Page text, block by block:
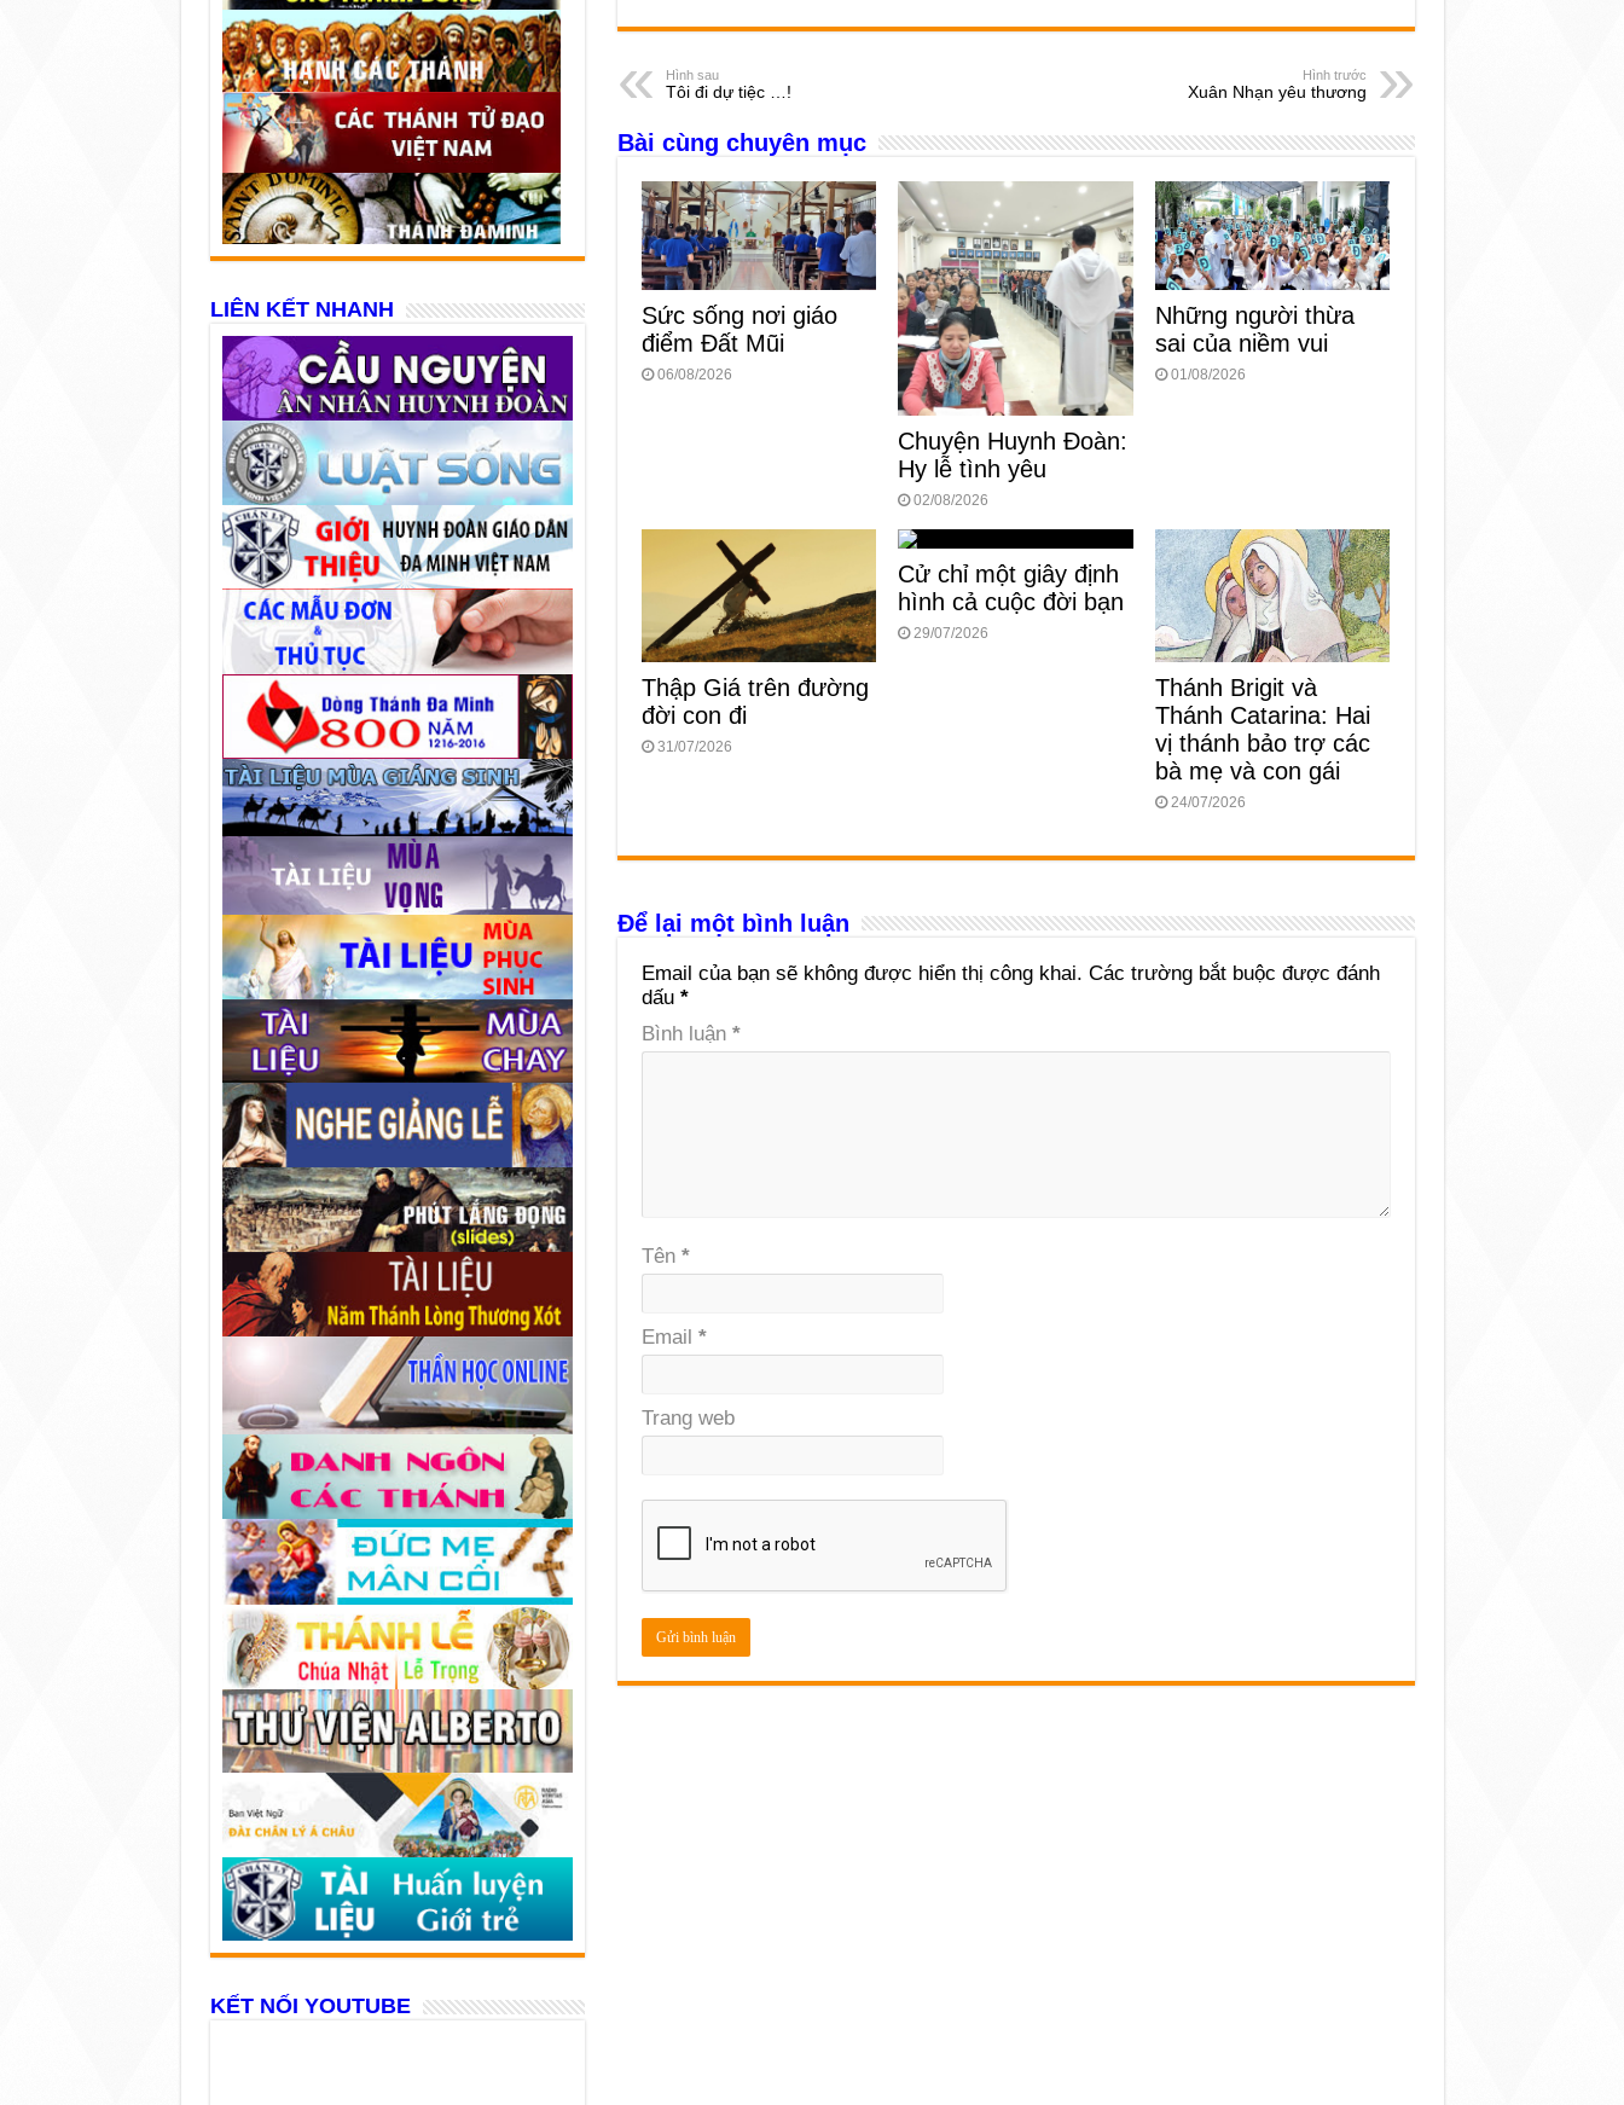
c
e
b
o
o
k
ss
n
g
er
at
A
p
p
e
s
er ail ar
Hình sau
Tôi đi dự tiệc …!
Hình trước
Xuân Nhạn yêu thương
Bài cùng chuyên mục
Sức sống nơi giáo
điểm Đất Mũi
06/08/2026
Chuyện Huynh Đoàn:
Hy lễ tình yêu
02/08/2026
Những người thừa
sai của niềm vui
01/08/2026
Thập Giá trên đường
đời con đi
31/07/2026
Cử chỉ một giây định
hình cả cuộc đời bạn
29/07/2026
Thánh Brigit và
Thánh Catarina: Hai
vị thánh bảo trợ các
bà mẹ và con gái
24/07/2026
Để lại một bình luận
Email của bạn sẽ không được hiển thị công khai. Các trường bắt buộc được đánh
dấu *
Bình luận *
Tên *
Email *
Trang web
LIÊN KẾT NHANH
KẾT NỐI YOUTUBE